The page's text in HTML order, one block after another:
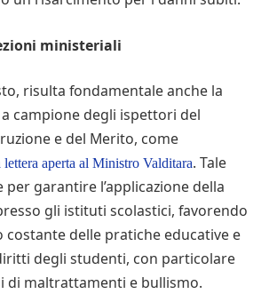
ministeriali
risulta fondamentale anche la
campione degli ispettori del
e del Merito, come
lettera aperta al Ministro Valditara. Tale
per garantire l’applicazione della
gli istituti scolastici, favorendo
delle pratiche educative e
degli studenti, con particolare
di maltrattamenti e bullismo.